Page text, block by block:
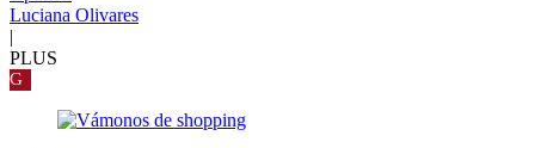
Luciana Olivares
|
PLUS
G